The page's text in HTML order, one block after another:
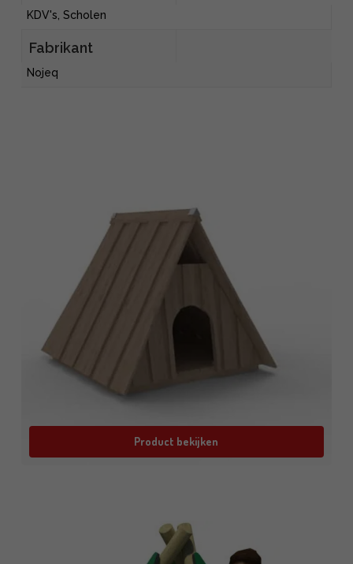
KDV's, Scholen
Fabrikant
Nojeq
Product bekijken